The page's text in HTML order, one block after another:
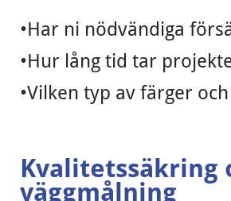
•Har ni nödvändiga
•Hur lång tid tar
•Vilken typ av färger
Kvalitetssäkring
väggmålning